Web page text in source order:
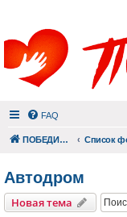
FAQ
ПОБЕДИШЬ.РУ
Автодром
Новая тема